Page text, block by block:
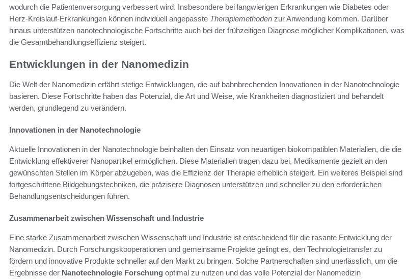
wodurch die Patientenversorgung verbessert wird. Insbesondere bei langwierigen Erkrankungen wie Diabetes oder
Herz-Kreislauf-Erkrankungen können individuell angepasste Therapiemethoden zur Anwendung kommen. Darüber
hinaus unterstützen nanotechnologische Fortschritte auch bei der frühzeitigen Diagnose möglicher Komplikationen, was
die Gesamtbehandlungseffizienz steigert.
Entwicklungen in der Nanomedizin
Die Welt der Nanomedizin erfährt stetige Entwicklungen, die auf bahnbrechenden Innovationen in der Nanotechnologie
basieren. Diese Fortschritte haben das Potenzial, die Art und Weise, wie Krankheiten diagnostiziert und behandelt
werden, grundlegend zu verändern.
Innovationen in der Nanotechnologie
Aktuelle Innovationen in der Nanotechnologie beinhalten den Einsatz von neuartigen biokompatiblen Materialien, die die
Entwicklung effektiverer Nanopartikel ermöglichen. Diese Materialien tragen dazu bei, Medikamente gezielt an den
gewünschten Stellen im Körper abzugeben, was die Effizienz der Therapie erheblich steigert. Ein weiteres Beispiel sind
fortgeschrittene Bildgebungstechniken, die präzisere Diagnosen unterstützen und schneller zu den erforderlichen
Behandlungsentscheidungen führen.
Zusammenarbeit zwischen Wissenschaft und Industrie
Eine starke Zusammenarbeit zwischen Wissenschaft und Industrie ist entscheidend für die rasante Entwicklung der
Nanomedizin. Durch Forschungskooperationen und gemeinsame Projekte gelingt es, den Technologietransfer zu
fördern und innovative Produkte schneller auf den Markt zu bringen. Solche Partnerschaften sind unerlässlich, um die
Ergebnisse der Nanotechnologie Forschung optimal zu nutzen und das volle Potenzial der Nanomedizin